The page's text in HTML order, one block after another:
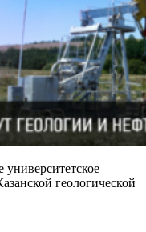
университетское
геологической